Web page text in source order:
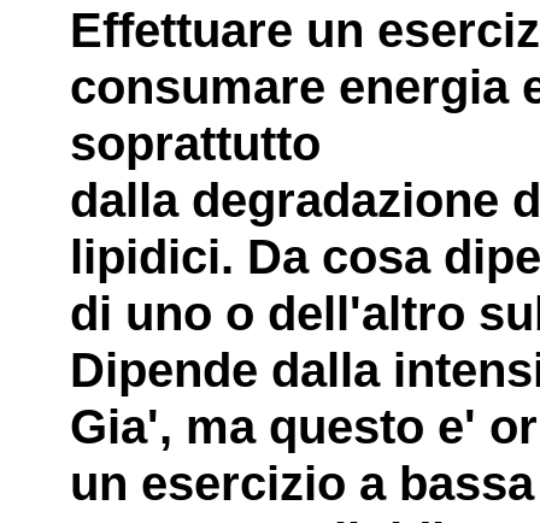
Effettuare un
consumare energia
soprattutto
dalla degradazione
lipidici. Da cosa
di uno o dell'altro
Dipende dalla
Gia', ma questo e'
un esercizio a